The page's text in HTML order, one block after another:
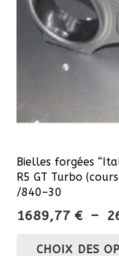
Bielles forgées
R5 GT Turbo
/840–30
1689,77 € –
CHOIX DES